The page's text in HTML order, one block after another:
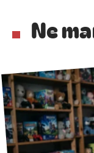
Ne